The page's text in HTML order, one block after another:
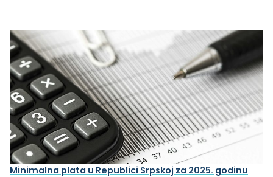
Minimalna plata u Republici Srpskoj za 2025. godinu